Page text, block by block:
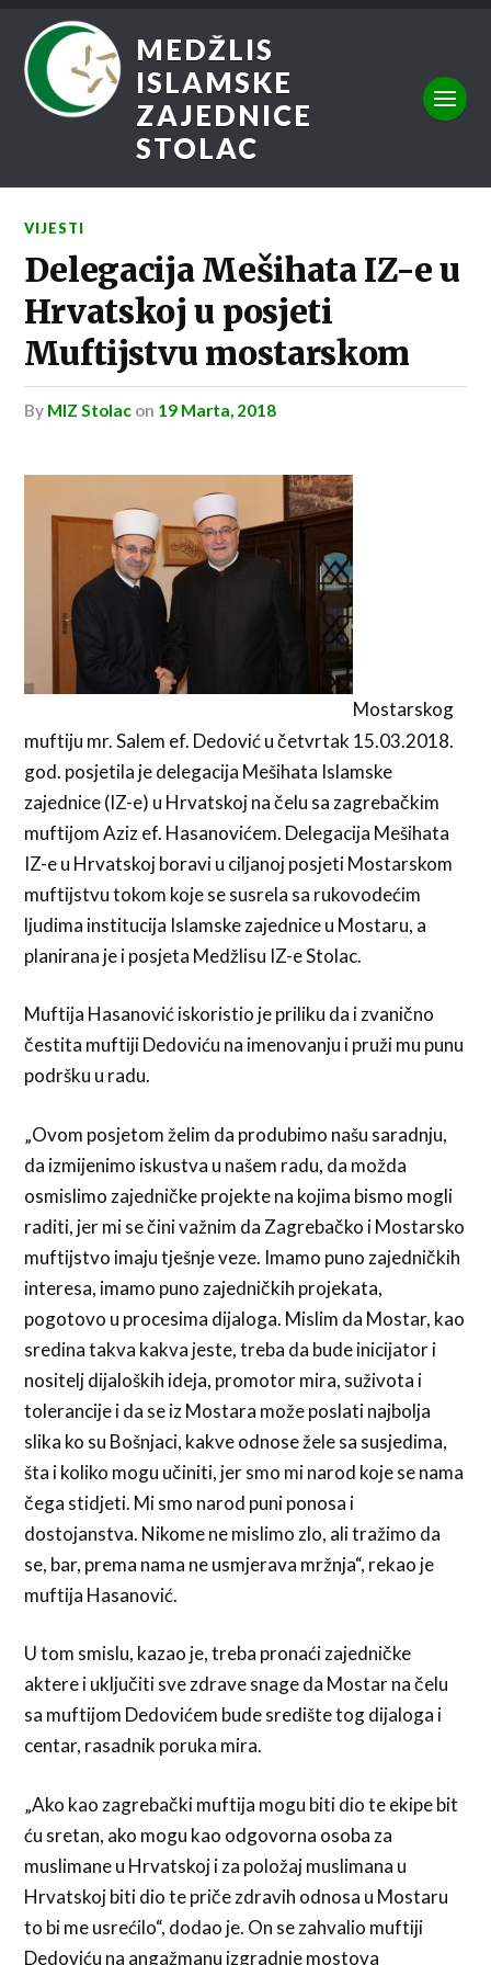
MEDŽLIS
ISLAMSKE
ZAJEDNICE
STOLAC
VIJESTI
Delegacija Mešihata IZ-e u
Hrvatskoj u posjeti
Muftijstvu mostarskom
by MIZ Stolac on 19 Marta, 2018
Mostarskog
muftiju mr. Salem ef. Dedović u četvrtak 15.03.2018.
god. posjetila je delegacija Mešihata Islamske
zajednice (IZ-e) u Hrvatskoj na čelu sa zagrebačkim
muftijom Aziz ef. Hasanovićem. Delegacija Mešihata
IZ-e u Hrvatskoj boravi u ciljanoj posjeti Mostarskom
muftijstvu tokom koje se susrela sa rukovodećim
ljudima institucija Islamske zajednice u Mostaru, a
planirana je i posjeta Medžlisu IZ-e Stolac.
Muftija Hasanović iskoristio je priliku da i zvanično
čestita muftiji Dedoviću na imenovanju i pruži mu punu
podršku u radu.
„Ovom posjetom želim da produbimo našu saradnju,
da izmijenimo iskustva u našem radu, da možda
osmislimo zajedničke projekte na kojima bismo mogli
raditi, jer mi se čini važnim da Zagrebačko i Mostarsko
muftijstvo imaju tješnje veze. Imamo puno zajedničkih
interesa, imamo puno zajedničkih projekata,
pogotovo u procesima dijaloga. Mislim da Mostar, kao
sredina takva kakva jeste, treba da bude inicijator i
nositelj dijaloških ideja, promotor mira, suživota i
tolerancije i da se iz Mostara može poslati najbolja
slika ko su Bošnjaci, kakve odnose žele sa susjedima,
šta i koliko mogu učiniti, jer smo mi narod koje se nama
čega stidjeti. Mi smo narod puni ponosa i
dostojanstva. Nikome ne mislimo zlo, ali tražimo da
se, bar, prema nama ne usmjerava mržnja“, rekao je
muftija Hasanović.
U tom smislu, kazao je, treba pronaći zajedničke
aktere i uključiti sve zdrave snage da Mostar na čelu
sa muftijom Dedovićem bude središte tog dijaloga i
centar, rasadnik poruka mira.
„Ako kao zagrebački muftija mogu biti dio te ekipe bit
ću sretan, ako mogu kao odgovorna osoba za
muslimane u Hrvatskoj i za položaj muslimana u
Hrvatskoj biti dio te priče zdravih odnosa u Mostaru
to bi me usrećilo“, dodao je. On se zahvalio muftiji
Dedoviću na angažmanu izgradnje mostova